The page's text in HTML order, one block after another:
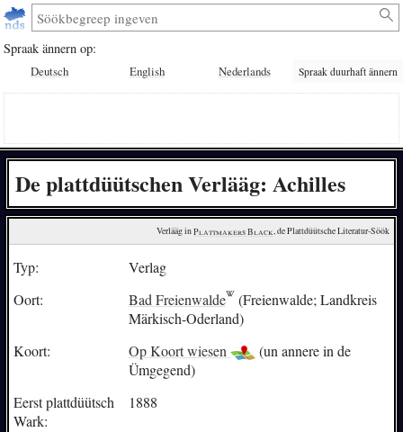
Spraak ännern op:
Deutsch English Nederlands Spraak duurhaft ännern
De plattdüütschen Verlääg: Achilles
Verlääg in Plattmakers Black, de Plattdüütsche Literatur-Söök
Typ:
Verlag
Oort:
Bad Freienwalde
(Freienwalde; Landkreis
Märkisch-Oderland)
Koort:
Op Koort wiesen
(un annere in de
Ümgegend)
Eerst plattdüütsch
Wark:
1888